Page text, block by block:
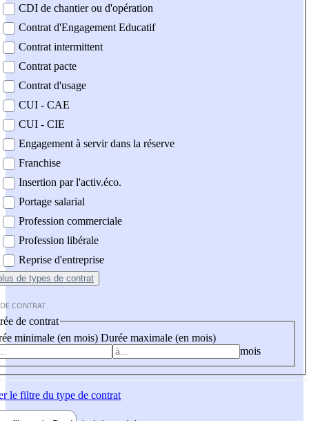
CDI de chantier ou d'opération
Contrat d'Engagement Educatif
Contrat intermittent
Contrat pacte
Contrat d'usage
CUI - CAE
CUI - CIE
Engagement à servir dans la réserve
Franchise
Insertion par l'activ.éco.
Portage salarial
Profession commerciale
Profession libérale
Reprise d'entreprise
de types de contrat
CONTRAT
de contrat
minimale (en mois) Durée maximale (en mois)
mois
le filtre du type de contrat